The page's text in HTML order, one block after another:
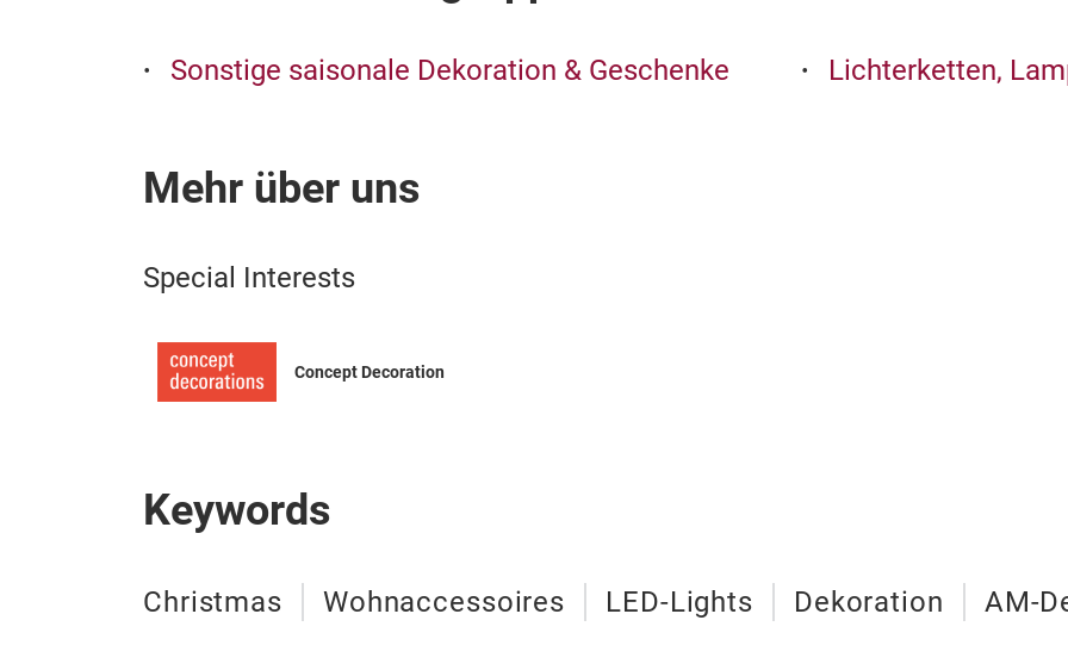
Sonstige saisonale Dekoration & Geschenke Lichterketten,
Mehr über uns
Special Interests
Concept Decoration
Keywords
Christmas Wohnaccessoires LED-Lights Dekoration AM-